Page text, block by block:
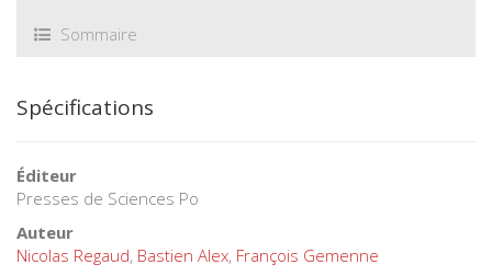
Sommaire
Spécifications
Éditeur
Presses de Sciences Po
Auteur
Nicolas Regaud, Bastien Alex, François Gemenne